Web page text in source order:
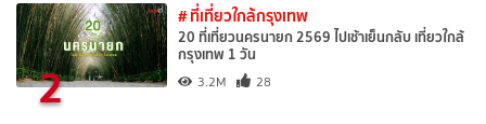
2
# ที่เที่ยวใกล้กรุงเทพ
20 ที่เที่ยวนครนายก 2569 ไปเช้าเย็นกลับ เที่ยวใกล้
กรุงเทพ 1 วัน
3.2M 28